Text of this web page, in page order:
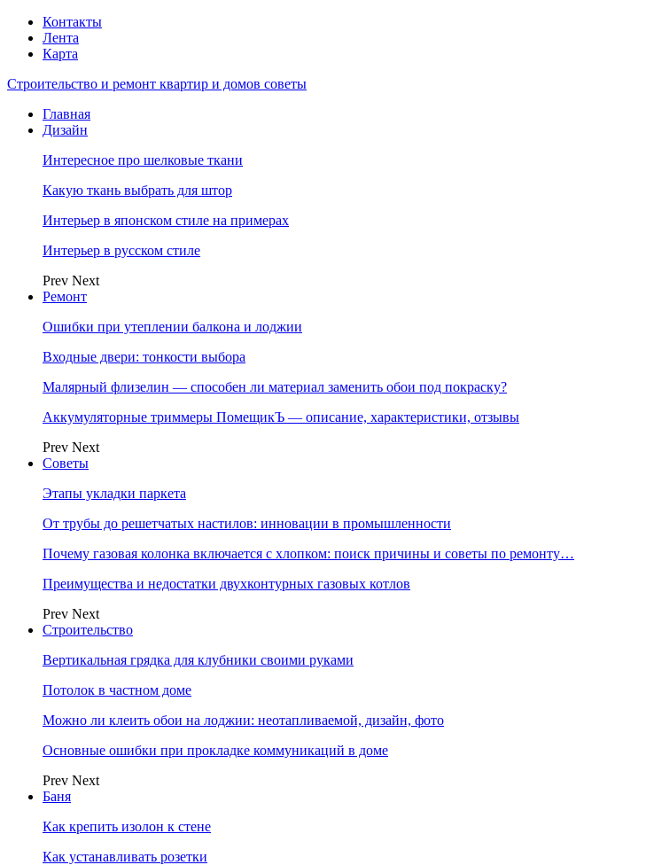
Контакты
Лента
Карта
Строительство и ремонт квартир и домов советы
Главная
Дизайн
Интересное про шелковые ткани
Какую ткань выбрать для штор
Интерьер в японском стиле на примерах
Интерьер в русском стиле
Prev Next
Ремонт
Ошибки при утеплении балкона и лоджии
Входные двери: тонкости выбора
Малярный флизелин — способен ли материал заменить обои под покраску?
Аккумуляторные триммеры ПомещикЪ — описание, характеристики, отзывы
Prev Next
Советы
Этапы укладки паркета
От трубы до решетчатых настилов: инновации в промышленности
Почему газовая колонка включается с хлопком: поиск причины и советы по ремонту…
Преимущества и недостатки двухконтурных газовых котлов
Prev Next
Строительство
Вертикальная грядка для клубники своими руками
Потолок в частном доме
Можно ли клеить обои на лоджии: неотапливаемой, дизайн, фото
Основные ошибки при прокладке коммуникаций в доме
Prev Next
Баня
Как крепить изолон к стене
Как устанавливать розетки